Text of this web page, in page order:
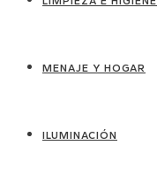
MENAJE Y HOGAR
ILUMINACIÓN